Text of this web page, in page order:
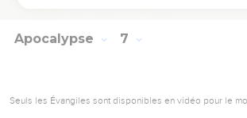
Apocalypse 7
Seuls les Évangiles sont disponibles en vidéo pour le